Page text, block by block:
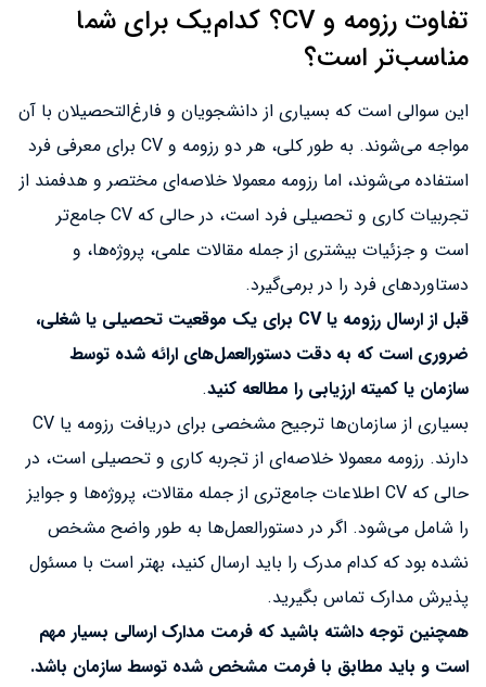
تفاوت رزومه و CV؟ کدام‌یک برای شما
مناسب‌تر است؟
این سوالی است که بسیاری از دانشجویان و فارغ‌التحصیلان با آن
مواجه می‌شوند. به طور کلی، هر دو رزومه و CV برای معرفی فرد
استفاده می‌شوند، اما رزومه معمولا خلاصه‌ای مختصر و هدفمند از
تجربیات کاری و تحصیلی فرد است، در حالی که CV جامع‌تر
است و جزئیات بیشتری از جمله مقالات علمی، پروژه‌ها، و
دستاوردهای فرد را در برمی‌گیرد.
قبل از ارسال رزومه یا CV برای یک موقعیت تحصیلی یا شغلی،
ضروری است که به دقت دستورالعمل‌های ارائه شده توسط
سازمان یا کمیته ارزیابی را مطالعه کنید.
بسیاری از سازمان‌ها ترجیح مشخصی برای دریافت رزومه یا CV
دارند. رزومه معمولا خلاصه‌ای از تجربه کاری و تحصیلی است، در
حالی که CV اطلاعات جامع‌تری از جمله مقالات، پروژه‌ها و جوایز
را شامل می‌شود. اگر در دستورالعمل‌ها به طور واضح مشخص
نشده بود که کدام مدرک را باید ارسال کنید، بهتر است با مسئول
پذیرش مدارک تماس بگیرید.
همچنین توجه داشته باشید که فرمت مدارک ارسالی بسیار مهم
است و باید مطابق با فرمت مشخص شده توسط سازمان باشد.